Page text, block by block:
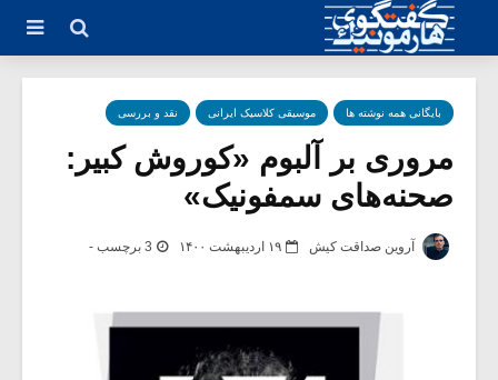
بایگانی همه نوشته ها موسیقی کلاسیک ایرانی نقد و بررسی
مروری بر آلبوم «کوروش کبیر:
صحنه‌های سمفونیک»
آروین صداقت کیش ۱۹ اردیبهشت ۱۴۰۰ 3 برچسب -